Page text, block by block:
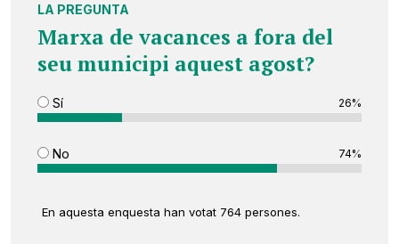
LA PREGUNTA
Marxa de vacances a fora del
seu municipi aquest agost?
Sí 26%
No 74%
En aquesta enquesta han votat 764 persones.